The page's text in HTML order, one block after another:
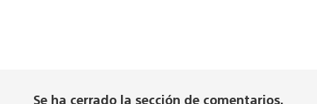
Se ha cerrado la sección de comentarios.